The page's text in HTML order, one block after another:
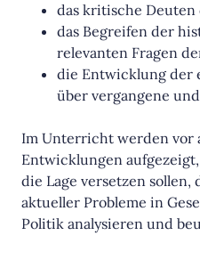
das kritische Deuten
das Begreifen der
relevanten Fragen
die Entwicklung der
über vergangene
Im Unterricht werden vor
Entwicklungen
die Lage versetzen
aktueller Probleme in
Politik analysieren und